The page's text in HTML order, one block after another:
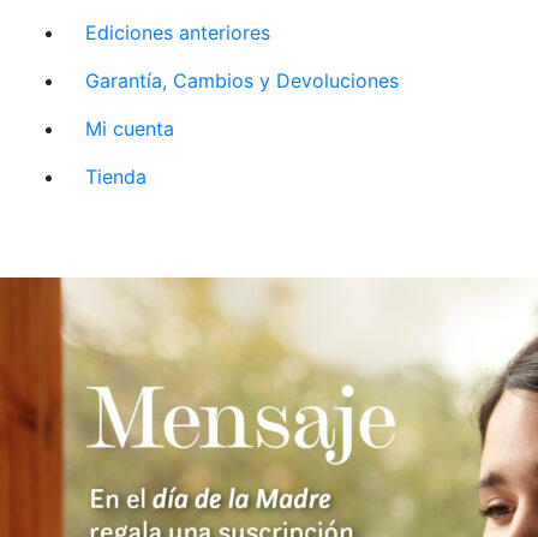
Ediciones anteriores
Garantía, Cambios y Devoluciones
Mi cuenta
Tienda